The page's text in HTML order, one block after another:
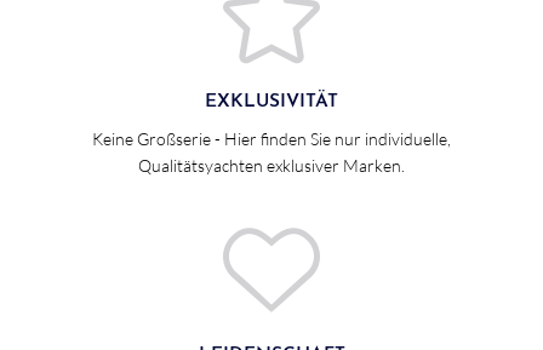
EXKLUSIVITÄT
Keine Großserie - Hier finden Sie nur individuelle,
Qualitätsyachten exklusiver Marken.